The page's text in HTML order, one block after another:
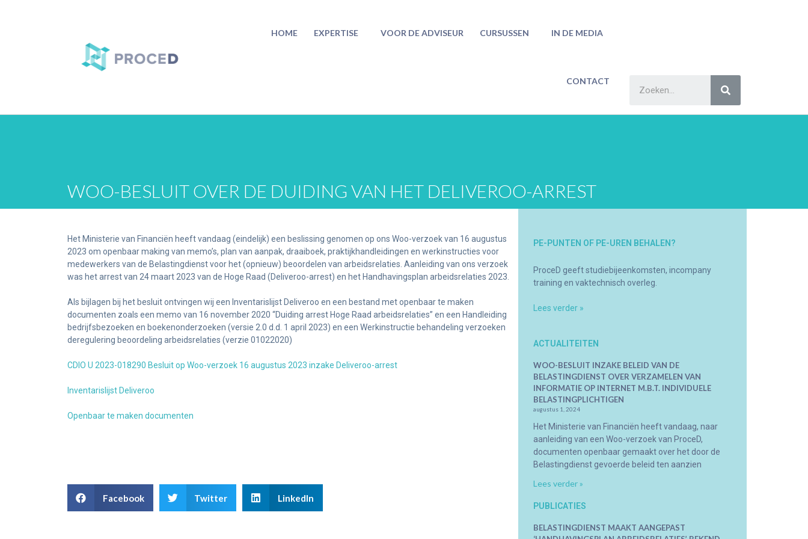
HOME EXPERTISE VOOR DE ADVISEUR CURSUSSEN IN DE MEDIA
CONTACT
WOO-BESLUIT OVER DE DUIDING VAN HET DELIVEROO-ARREST
Het Ministerie van Financiën heeft vandaag (eindelijk) een beslissing genomen op ons Woo-verzoek van 16 augustus
2023 om openbaar making van memo’s, plan van aanpak, draaiboek, praktijkhandleidingen en werkinstructies voor
medewerkers van de Belastingdienst voor het (opnieuw) beoordelen van arbeidsrelaties. Aanleiding van ons verzoek
was het arrest van 24 maart 2023 van de Hoge Raad (Deliveroo-arrest) en het Handhavingsplan arbeidsrelaties 2023.
Als bijlagen bij het besluit ontvingen wij een Inventarislijst Deliveroo en een bestand met openbaar te maken
documenten zoals een memo van 16 november 2020 “Duiding arrest Hoge Raad arbeidsrelaties” en een Handleiding
bedrijfsbezoeken en boekenonderzoeken (versie 2.0 d.d. 1 april 2023) en een Werkinstructie behandeling verzoeken
deregulering beoordeling arbeidsrelaties (verzie 01022020)
CDIO U 2023-018290 Besluit op Woo-verzoek 16 augustus 2023 inzake Deliveroo-arrest
Inventarislijst Deliveroo
Openbaar te maken documenten
Facebook Twitter LinkedIn
PE-PUNTEN OF PE-UREN BEHALEN?
ProceD geeft studiebijeenkomsten, incompany
training en vaktechnisch overleg.
Lees verder »
ACTUALITEITEN
WOO-BESLUIT INZAKE BELEID VAN DE
BELASTINGDIENST OVER VERZAMELEN VAN
INFORMATIE OP INTERNET M.B.T. INDIVIDUELE
BELASTINGPLICHTIGEN
augustus 1, 2024
Het Ministerie van Financiën heeft vandaag, naar
aanleiding van een Woo-verzoek van ProceD,
documenten openbaar gemaakt over het door de
Belastingdienst gevoerde beleid ten aanzien
Lees verder »
PUBLICATIES
BELASTINGDIENST MAAKT AANGEPAST